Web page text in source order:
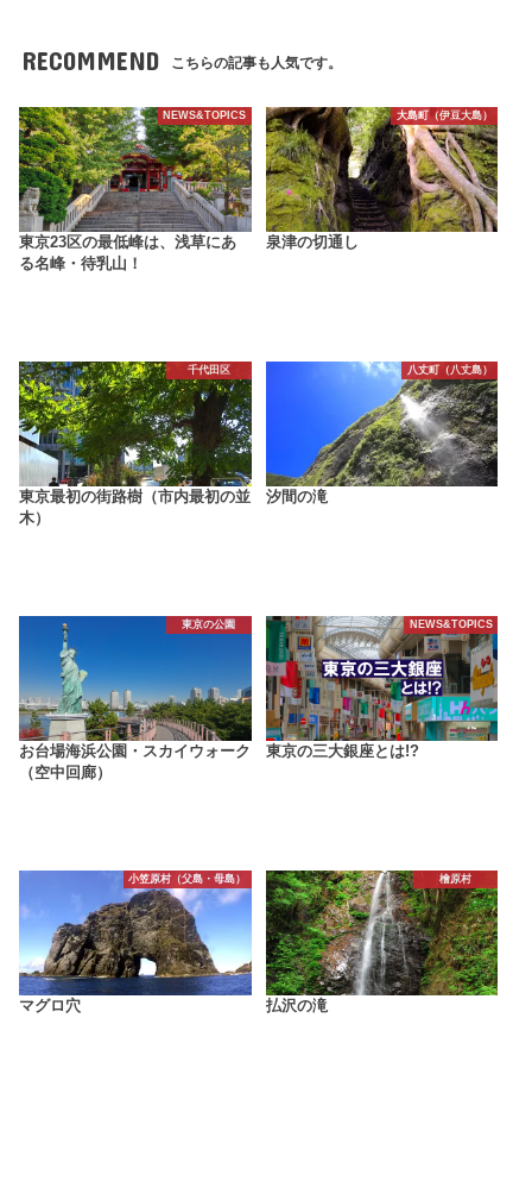
RECOMMEND こちらの記事も人気です。
NEWS&TOPICS
東京23区の最低峰は、浅草にあ
る名峰・待乳山！
大島町（伊豆大島）
泉津の切通し
千代田区
東京最初の街路樹（市内最初の並
木）
八丈町（八丈島）
汐間の滝
東京の公園
お台場海浜公園・スカイウォーク
（空中回廊）
NEWS&TOPICS
東京の三大銀座とは!?
小笠原村（父島・母島）
マグロ穴
檜原村
払沢の滝